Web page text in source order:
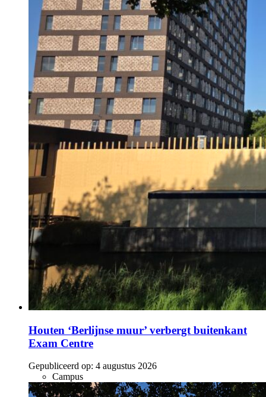
Houten ‘Berlijnse muur’ verbergt buitenkant
Exam Centre
Gepubliceerd op: 4 augustus 2026
Campus